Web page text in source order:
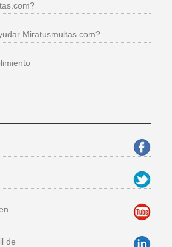
Miratusmultas.com?
de